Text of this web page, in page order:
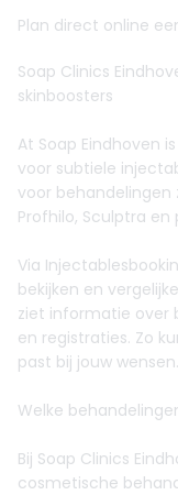
Plan direct online
Soap Clinics
skinboosters
At Soap Eindhoven
voor subtiele
voor behandelingen
Profhilo, Sculptra en
Via
bekijken en
ziet informatie over
en registraties. Zo
past bij jouw wensen.
Welke
Bij Soap Clinics
cosmetische